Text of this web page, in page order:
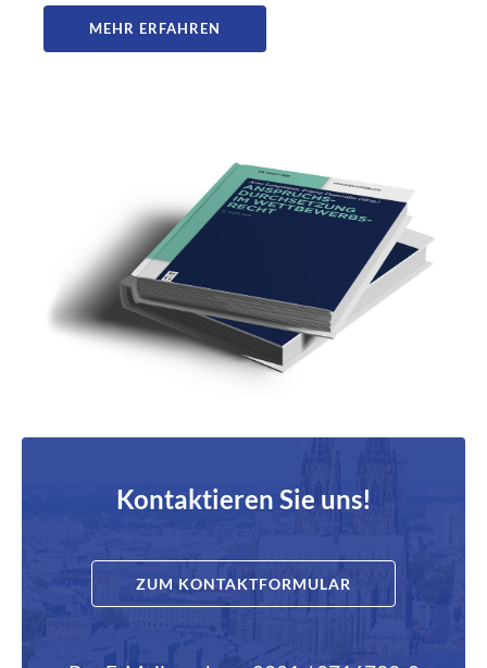
MEHR ERFAHREN
Kontaktieren Sie uns!
ZUM KONTAKTFORMULAR